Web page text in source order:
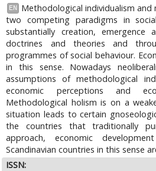
EN
Methodological individualism
two competing paradigms in
substantially creation,
doctrines and theories and
programmes of social behaviour.
in this sense. Nowadays
assumptions of methodological
economic perceptions and
Methodological holism is on a
situation leads to certain
the countries that traditionally
approach, economic
Scandinavian countries in this sense
ISSN: